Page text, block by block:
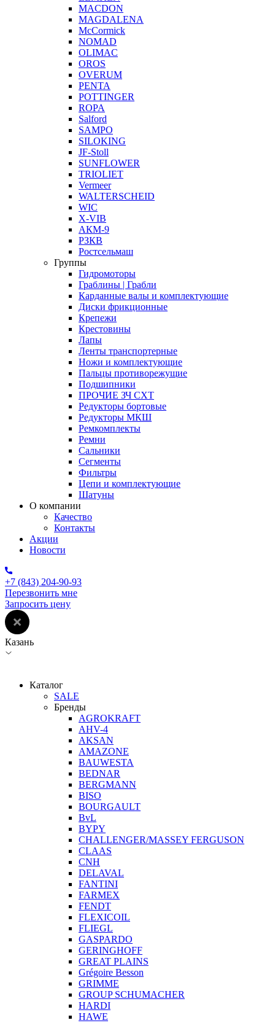
MACDON
MAGDALENA
McCormick
NOMAD
OLIMAC
OROS
OVERUM
PENTA
POTTINGER
ROPA
Salford
SAMPO
SILOKING
JF-Stoll
SUNFLOWER
TRIOLIET
Vermeer
WALTERSCHEID
WIC
X-VIB
АКМ-9
РЗКВ
Ростсельмаш
Группы
Гидромоторы
Граблины | Грабли
Карданные валы и комплектующие
Диски фрикционные
Крепежи
Крестовины
Лапы
Ленты транспортерные
Ножи и комплектующие
Пальцы противорежущие
Подшипники
ПРОЧИЕ ЗЧ СХТ
Редукторы бортовые
Редукторы МКШ
Ремкомплекты
Ремни
Сальники
Сегменты
Фильтры
Цепи и комплектующие
Шатуны
О компании
Качество
Контакты
Акции
Новости
+7 (843) 204-90-93
Перезвонить мне
Запросить цену
Казань
Каталог
SALE
Бренды
AGROKRAFT
AHV-4
AKSAN
AMAZONE
BAUWESTA
BEDNAR
BERGMANN
BISO
BOURGAULT
BvL
BYPY
CHALLENGER/MASSEY FERGUSON
CLAAS
CNH
DELAVAL
FANTINI
FARMEX
FENDT
FLEXICOIL
FLIEGL
GASPARDO
GERINGHOFF
GREAT PLAINS
Grégoire Besson
GRIMME
GROUP SCHUMACHER
HARDI
HAWE